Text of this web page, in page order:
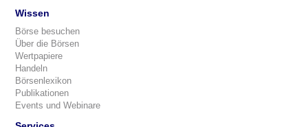
Wissen
Börse besuchen
Über die Börsen
Wertpapiere
Handeln
Börsenlexikon
Publikationen
Events und Webinare